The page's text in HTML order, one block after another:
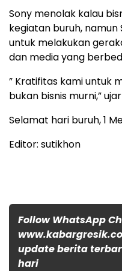
Sony menolak kalau
kegiatan buruh,
untuk melakukan
dan media yang
” Kratifitas kami untuk
bukan bisnis murni,”
Selamat hari buruh, 1
Editor: sutikhon
Follow WhatsApp
update berita
hari